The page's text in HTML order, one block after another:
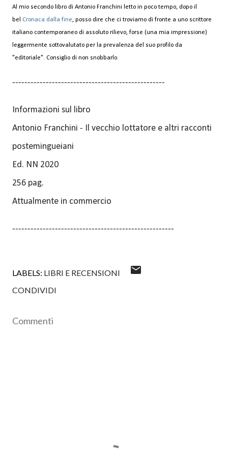
Al mio secondo libro di Antonio Franchini letto in poco tempo, dopo il
bel Cronaca dalla fine, posso dire che ci troviamo di fronte a uno scrittore
italiano contemporaneo di assoluto rilievo, forse (una mia impressione)
leggermente sottovalutato per la prevalenza del suo profilo da
"editoriale". Consiglio di non snobbarlo.
--------------------------------------------------
Informazioni sul libro
Antonio Franchini - Il vecchio lottatore e altri racconti
postemingueiani
Ed. NN 2020
256 pag.
Attualmente in commercio
-----------------------------------------------------
LABELS: LIBRI E RECENSIONI
CONDIVIDI
Commenti